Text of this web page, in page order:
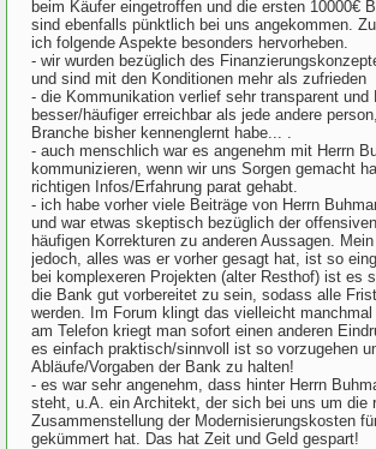
beim Käufer eingetroffen und die ersten 10000€
sind ebenfalls pünktlich bei uns angekommen.
ich folgende Aspekte besonders hervorheben.
- wir wurden bezüglich des
und sind mit den Konditionen mehr als zufrieden
- die Kommunikation verlief sehr transparent und
besser/häufiger erreichbar als jede andere
Branche bisher kennenglernt habe... .
- auch menschlich war es angenehm mit Herrn
kommunizieren, wenn wir uns Sorgen gemacht
richtigen Infos/Erfahrung parat gehabt.
- ich habe vorher viele Beiträge von Herrn
und war etwas skeptisch bezüglich der
häufigen Korrekturen zu anderen Aussagen.
jedoch, alles was er vorher gesagt hat, ist so
bei komplexeren Projekten (alter Resthof) ist es
die Bank gut vorbereitet zu sein, sodass alle
werden. Im Forum klingt das vielleicht
am Telefon kriegt man sofort einen anderen
es einfach praktisch/sinnvoll ist so vorzugehen
Abläufe/Vorgaben der Bank zu halten!
- es war sehr angenehm, dass hinter Herrn
steht, u.A. ein Architekt, der sich bei uns um die
Zusammenstellung der Modernisierungskosten
gekümmert hat. Das hat Zeit und Geld gespart!